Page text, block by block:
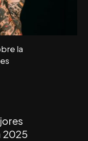
la
2025